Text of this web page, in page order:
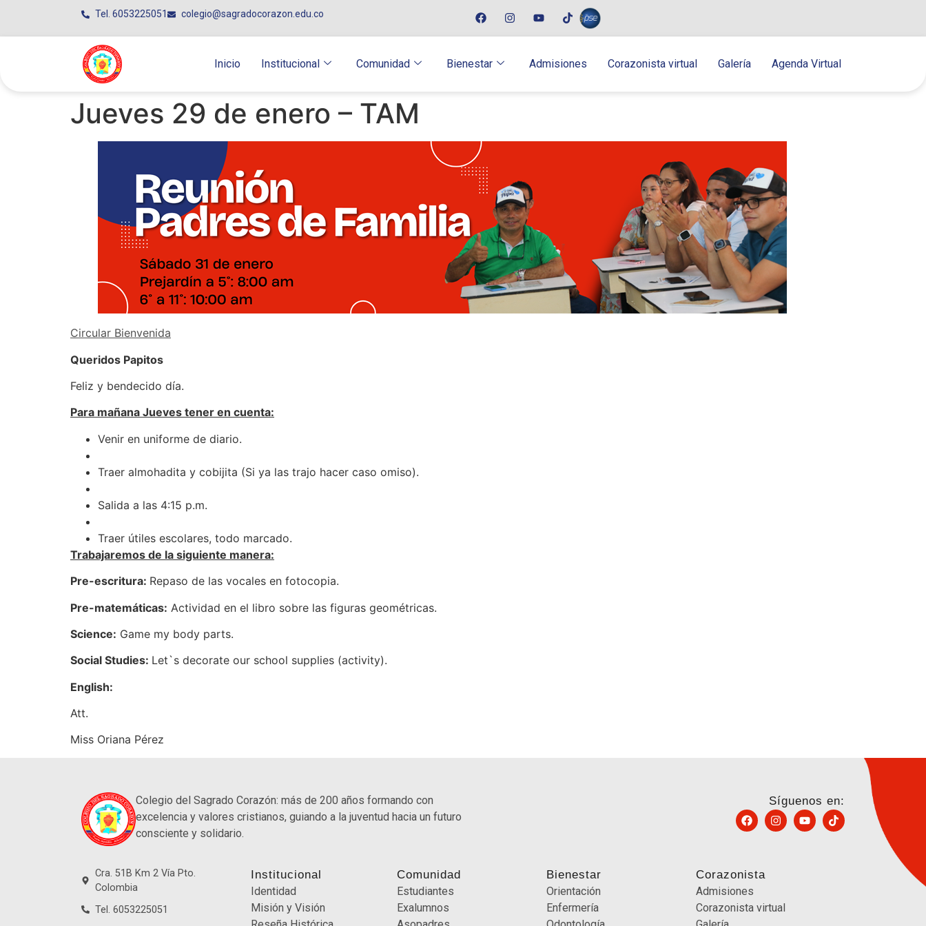
Tel. 6053225051 colegio@sagradocorazon.edu.co
Inicio Institucional Comunidad Bienestar Admisiones Corazonista virtual Galería Agenda Virtual
Jueves 29 de enero – TAM
Circular Bienvenida
Queridos Papitos
Feliz y bendecido día.
Para mañana Jueves tener en cuenta:
Venir en uniforme de diario.
Traer almohadita y cobijita (Si ya las trajo hacer caso omiso).
Salida a las 4:15 p.m.
Traer útiles escolares, todo marcado.
Trabajaremos de la siguiente manera:
Pre-escritura: Repaso de las vocales en fotocopia.
Pre-matemáticas: Actividad en el libro sobre las figuras geométricas.
Science: Game my body parts.
Social Studies: Let`s decorate our school supplies (activity).
English:
Att.
Miss Oriana Pérez
Colegio del Sagrado Corazón: más de 200 años formando con
excelencia y valores cristianos, guiando a la juventud hacia un futuro
consciente y solidario.
Síguenos en:
Cra. 51B Km 2 Vía Pto.
Colombia
Tel. 6053225051
Institucional
Identidad
Misión y Visión
Comunidad
Estudiantes
Exalumnos
Bienestar
Orientación
Enfermería
Corazonista
Admisiones
Corazonista virtual